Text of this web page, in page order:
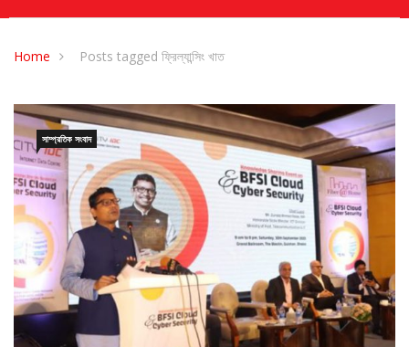
Home Posts tagged ফ্রিল্যান্সিং খাত
সাম্প্রতিক সংবাদ